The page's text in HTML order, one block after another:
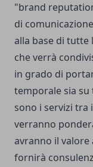
"brand
di
alla base di tutte
che verrà
in grado di
temporale sia
sono i servizi tra
verranno
avranno il valore
fornirà